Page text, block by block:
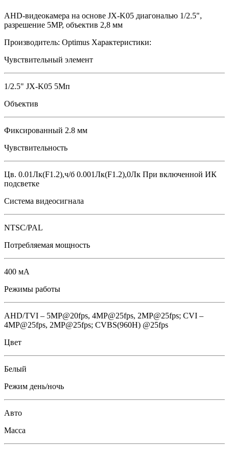
AHD-видеокамера на основе JX-K05 диагональю 1/2.5",
разрешение 5MP, объектив 2,8 мм
Производитель: Optimus Характеристики:
Чувствительный элемент
1/2.5" JX-K05 5Мп
Объектив
Фиксированный 2.8 мм
Чувствительность
Цв. 0.01Лк(F1.2),ч/б 0.001Лк(F1.2),0Лк При включенной ИК
подсветке
Система видеосигнала
NTSC/PAL
Потребляемая мощность
400 мА
Режимы работы
AHD/TVI – 5MP@20fps, 4MP@25fps, 2МР@25fps; CVI –
4MP@25fps, 2МР@25fps; CVBS(960H) @25fps
Цвет
Белый
Режим день/ночь
Авто
Масса